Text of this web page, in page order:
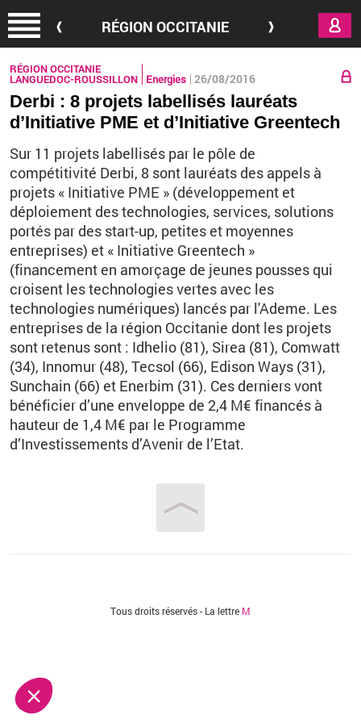
RÉGION OCCITANIE
RÉGION OCCITANIE
LANGUEDOC-ROUSSILLON Energies 26/08/2016
Derbi : 8 projets labellisés lauréats
d’Initiative PME et d’Initiative Greentech
Sur 11 projets labellisés par le pôle de
compétitivité Derbi, 8 sont lauréats des appels à
projets « Initiative PME » (développement et
déploiement des technologies, services, solutions
portés par des start-up, petites et moyennes
entreprises) et « Initiative Greentech »
(financement en amorçage de jeunes pousses qui
croisent les technologies vertes avec les
technologies numériques) lancés par l'Ademe. Les
entreprises de la région Occitanie dont les projets
sont retenus sont : Idhelio (81), Sirea (81), Comwatt
(34), Innomur (48), Tecsol (66), Edison Ways (31),
Sunchain (66) et Enerbim (31). Ces derniers vont
bénéficier d’une enveloppe de 2,4 M€ financés à
hauteur de 1,4 M€ par le Programme
d’Investissements d’Avenir de l’Etat.
Tous droits réservés - La lettre M